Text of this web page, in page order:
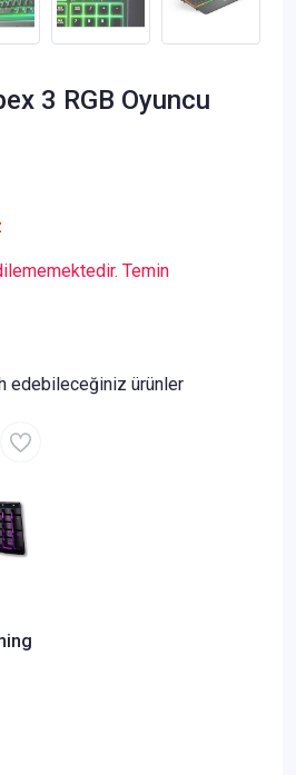
3 RGB Oyuncu
Temin
edebileceğiniz ürünler